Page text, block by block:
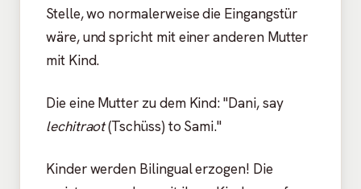
Stelle, wo normalerweise die Eingangstür
wäre, und spricht mit einer anderen Mutter
mit Kind.
Die eine Mutter zu dem Kind: "Dani, say
lechitraot(Tschüss) to Sami."
Kinder werden Bilingual erzogen! Die